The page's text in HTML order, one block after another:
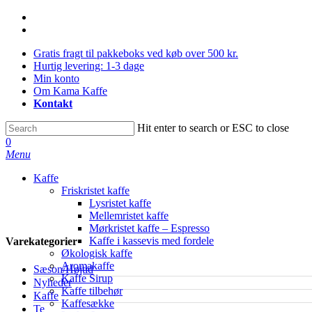
Skip
contentGratis fragt til pakkeboks ved køb over 500 kr.
Hurtig levering: 1-3 dage
Min konto
Om Kama Kaffe
Kontakt
Hit enter to search or ESC to close
Close
Search
0
Menu
Kaffe
Friskristet kaffe
Lysristet kaffe
Mellemristet kaffe
Mørkristet kaffe – Espresso
Kaffe i kassevis med fordele
Økologisk kaffe
Aromakaffe
Kaffe Sirup
Kaffe tilbehør
Kaffesække
Varekategorier
Sæson/Højtid
Nyheder
Kaffe
Te